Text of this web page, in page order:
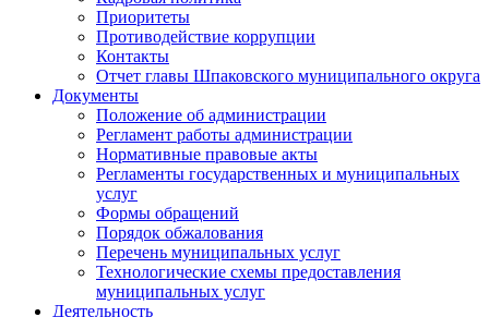
Приоритеты
Противодействие коррупции
Контакты
Отчет главы Шпаковского муниципального округа
Документы
Положение об администрации
Регламент работы администрации
Нормативные правовые акты
Регламенты государственных и муниципальных
услуг
Формы обращений
Порядок обжалования
Перечень муниципальных услуг
Технологические схемы предоставления
муниципальных услуг
Деятельность